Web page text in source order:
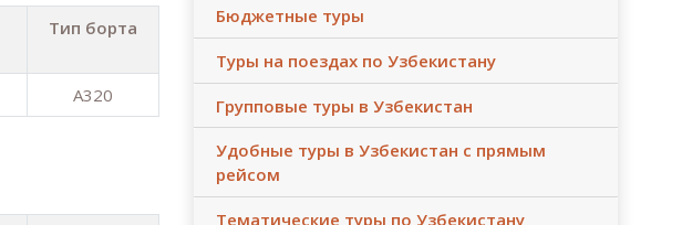
Тип борта
A320
Бюджетные туры
Туры на поездах по Узбекистану
Групповые туры в Узбекистан
Удобные туры в Узбекистан с прямым
рейсом
Тематические туры по Узбекистану